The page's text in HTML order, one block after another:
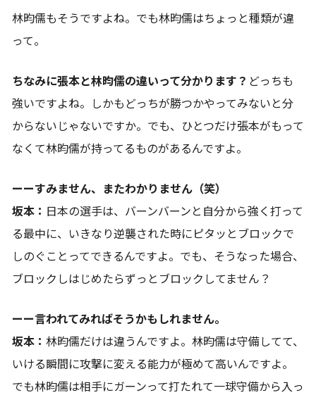
林昀儒もそうですよね。でも林昀儒はちょっと種類が違
って。
ちなみに張本と林昀儒の違いって分かります？ どっちも
強いですよね。しかもどっちが勝つかやってみないと分
からないじゃないですか。でも、ひとつだけ張本がもって
なくて林昀儒が持ってるものがあるんですよ。
ーーすみません、またわかりません（笑）
坂本： 日本の選手は、バーンバーンと自分から強く打って
る最中に、いきなり逆襲された時にピタッとブロックで
しのぐことってできるんですよ。でも、そうなった場合、
ブロックしはじめたらずっとブロックしてません？
ーー言われてみればそうかもしれません。
坂本： 林昀儒だけは違うんですよ。林昀儒は守備してて、
いける瞬間に攻撃に変える能力が極めて高いんですよ。
でも林昀儒は相手にガーンって打たれて一球守備から入っ